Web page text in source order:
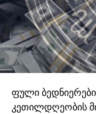
ფული
კეთილდღეობის